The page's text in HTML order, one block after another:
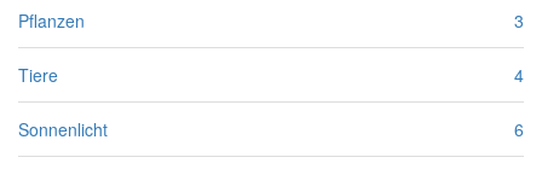
Pflanzen 3
Tiere 4
Sonnenlicht 6